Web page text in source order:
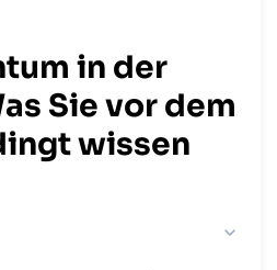
in der
Sie vor dem
wissen